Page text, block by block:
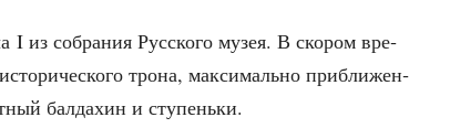
I из собра­ния Рус­ско­го музея. В ско­ром вре­
тро­на, мак­си­маль­но при­бли­жен­
бал­да­хин и ступеньки.